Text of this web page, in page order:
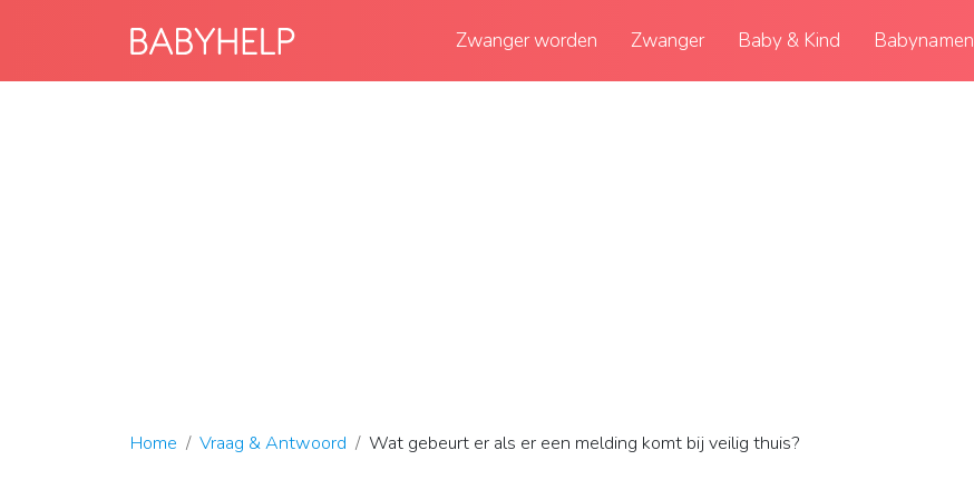
Zwanger worden Zwanger Baby & Kind Babynamen
Home Vraag & Antwoord Wat gebeurt er als er een melding komt bij veilig thuis?